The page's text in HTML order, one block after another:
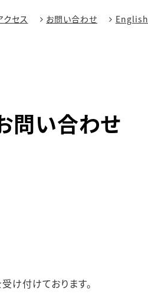
クセス お問い合わせ English
問い合わせ
け付けております。